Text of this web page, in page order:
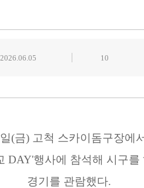
2026.06.05 10
(금) 고척 스카이돔구장에
DAY'행사에 참석해 시구
경기를 관람했다.